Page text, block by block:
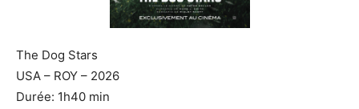
The Dog Stars
USA – ROY – 2026
Durée: 1h40 min